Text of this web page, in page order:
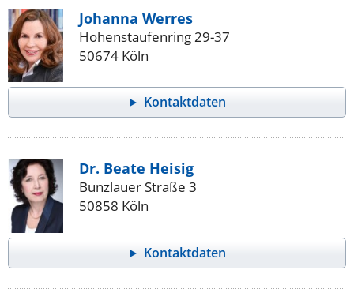
Johanna Werres
Hohenstaufenring 29-37
50674 Köln
Kontaktdaten
Dr. Beate Heisig
Bunzlauer Straße 3
50858 Köln
Kontaktdaten